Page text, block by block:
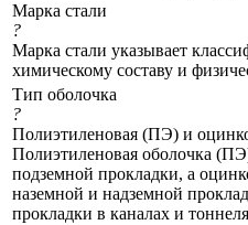
Марка стали
?
Марка стали указывает
химическому составу и
Тип оболочка
?
Полиэтиленовая (ПЭ) и
Полиэтиленовая оболочка
подземной прокладки, а
наземной и надземной
прокладки в каналах и